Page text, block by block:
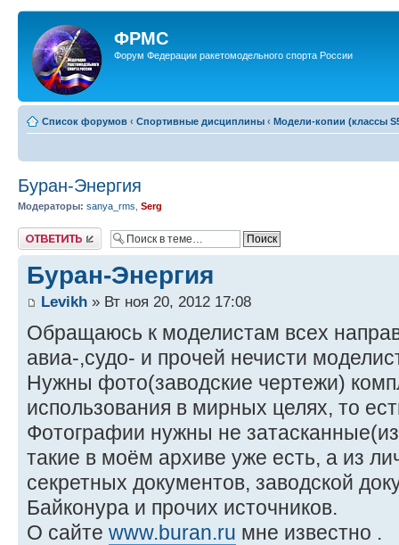
ФРМС
Форум Федерации ракетомодельного спорта России
Список форумов ‹ Спортивные дисциплины ‹ Модели-копии (классы
Буран-Энергия
Модераторы: sanya_rms Serg
Ответить
Буран-Энергия
Levikh » Вт ноя 20, 2012 17:08
Обращаюсь к моделистам всех
авиа-,судо- и прочей нечисти
Нужны фото(заводские чертежи)
использования в мирных целях, то
Фотографии нужны не
такие в моём архиве уже есть, а из
секретных документов, заводской
Байконура и прочих источников.
О сайте www.buran.ru мне известно .